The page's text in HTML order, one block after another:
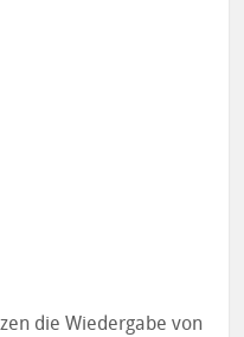
die Wiedergabe von